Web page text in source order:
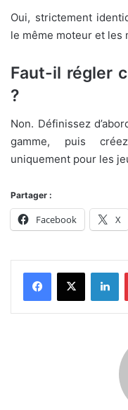
Oui, strictement
le même moteur et les
Faut-il régler
?
Non. Définissez
gamme, puis
uniquement pour les
Partager :
Facebook X